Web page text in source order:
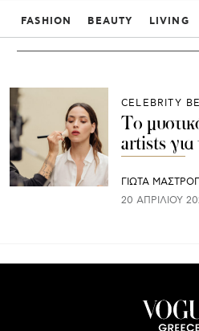
FASHION BEAUTY LIVING
CELEBRITY
Το
artists για
ΓΙΩΤΑ
20 ΑΠΡΙΛΊΟΥ